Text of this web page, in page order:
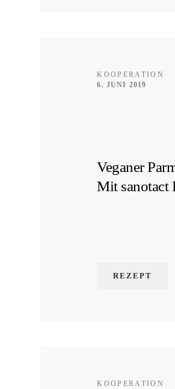
KOOPERATION
6. JUNI 2019
Veganer
Mit sanotact
REZEPT
KOOPERATION